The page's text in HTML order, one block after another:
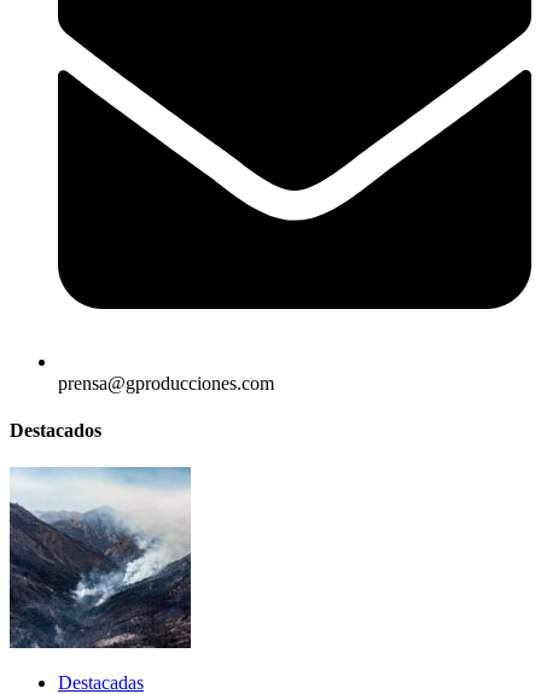
prensa@gproducciones.com
Destacados
Destacadas